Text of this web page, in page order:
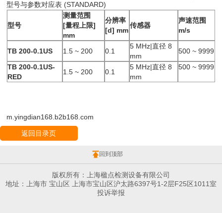
型号与参数对应表 (STANDARD)
型号
测量范围
[量程上限]
mm
分辨率
[d] mm
传感器
声速范围
m/s
TB 200-0.1US 1.5 ~ 200 0.1
5 MHz|直径 8
mm
500 ~ 9999
TB 200-0.1US-
RED
1.5 ~ 200 0.1
5 MHz|直径 8
mm
500 ~ 9999
m.yingdian168.b2b168.com
返回目录页
回到顶部
版权所有：上海楹点检测设备有限公司
地址：上海市 宝山区 上海市宝山区沪太路6397号1-2层F25区1011室
投诉举报